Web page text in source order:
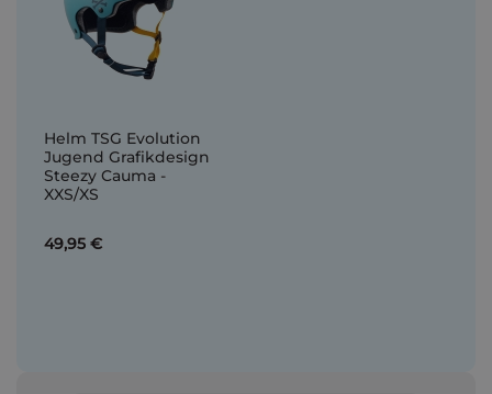
Helm TSG Evolution
Jugend Grafikdesign
Steezy Cauma -
XXS/XS
49,95 €